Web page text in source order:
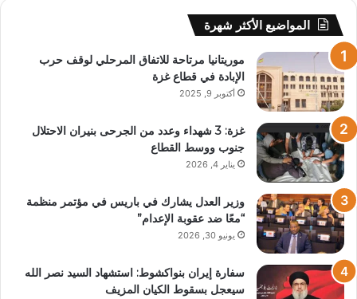
المواضيع الأكثر شهرة
موريتانيا مرتاحة للاتفاق المرحلي لوقف حرب
الإبادة في قطاع غزة
أكتوبر 9, 2025
غزة: 3 شهداء وعدد من الجرحى بنيران الاحتلال
جنوب ووسط القطاع
يناير 4, 2026
وزير العدل يشارك في باريس في مؤتمر منظمة
“معًا ضد عقوبة الإعدام”
يونيو 30, 2026
سفارة إيران بنواكشوط: استشهاد السيد نصر الله
سيعجل بسقوط الکیان المزيف